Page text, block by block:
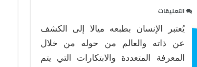
التعليقات
الرقمي
ودوره
في
يُعتبر الإنسان بطبعه ميالا إلى الكشف
عن ذاته والعالم من حوله من خلال
المعرفة المتعددة والابتكارات التي يتم